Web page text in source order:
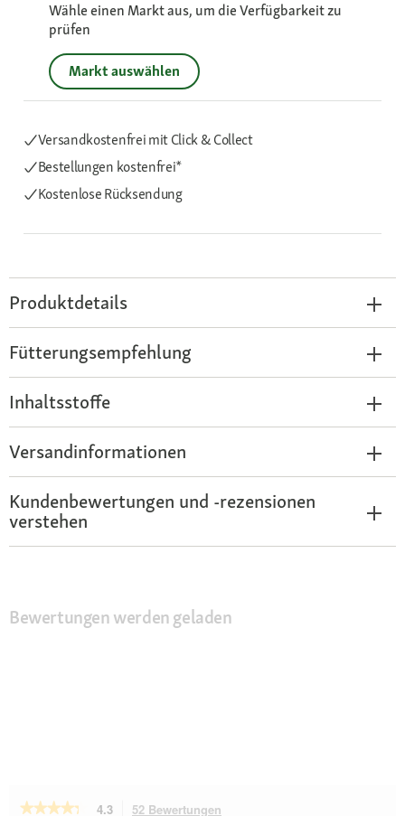
Wähle einen Markt aus, um die Verfügbarkeit zu
prüfen
Markt auswählen
Versandkostenfrei mit Click & Collect
Bestellungen kostenfrei*
Kostenlose Rücksendung
Produktdetails
Fütterungsempfehlung
Inhaltsstoffe
Versandinformationen
Kundenbewertungen und -rezensionen
verstehen
Bewertungen werden geladen
★★★★★
★★★★★ 4.3 52 Bewertungen